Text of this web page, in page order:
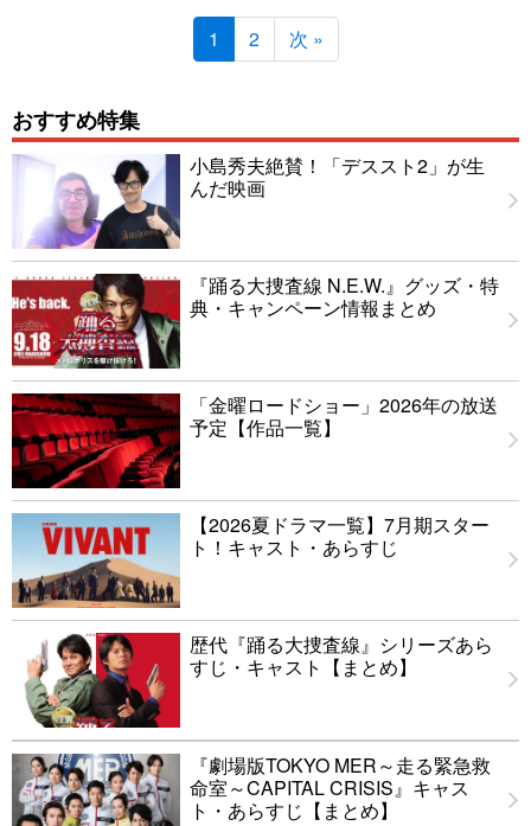
1 2 次 »
おすすめ特集
小島秀夫絶賛！「デススト2」が生
んだ映画
『踊る大捜査線 N.E.W.』グッズ・特
典・キャンペーン情報まとめ
「金曜ロードショー」2026年の放送
予定【作品一覧】
【2026夏ドラマ一覧】7月期スター
ト！キャスト・あらすじ
歴代『踊る大捜査線』シリーズあら
すじ・キャスト【まとめ】
『劇場版TOKYO MER～走る緊急救
命室～CAPITAL CRISIS』キャス
ト・あらすじ【まとめ】